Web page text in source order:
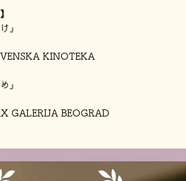
』
KINOTEKA
』
GALERIJA BEOGRAD